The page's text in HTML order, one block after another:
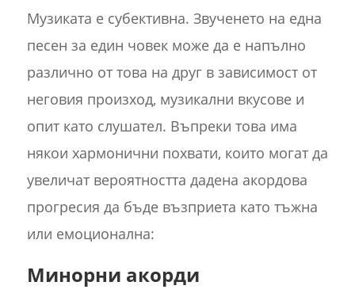
Музиката е субективна. Звученето на една
песен за един човек може да е напълно
различно от това на друг в зависимост от
неговия произход, музикални вкусове и
опит като слушател. Въпреки това има
някои хармонични похвати, които могат да
увеличат вероятността дадена акордова
прогресия да бъде възприета като тъжна
или емоционална:
Минорни акорди